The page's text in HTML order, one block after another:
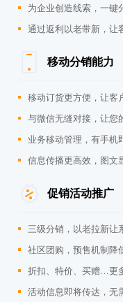
为企业创造线索，一键
通过返利以老带新，让
移动分销能力
移动订货更方便，让客
与微信无缝对接，让您
业务移动管理，有手机
信息传播更高效，图文
促销活动推广
三级分销，以老拉新让
社区团购，预售机制降
折扣、特价、买赠…更
活动信息即将传达，无